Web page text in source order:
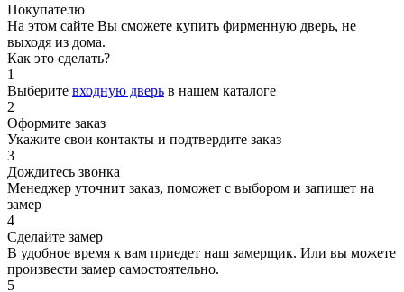
Покупателю
На этом сайте Вы сможете купить фирменную дверь, не
выходя из дома.
Как это сделать?
1
Выберите входную дверь в нашем каталоге
2
Оформите заказ
Укажите свои контакты и подтвердите заказ
3
Дождитесь звонка
Менеджер уточнит заказ, поможет с выбором и запишет на
замер
4
Сделайте замер
В удобное время к вам приедет наш замерщик. Или вы можете
произвести замер самостоятельно.
5